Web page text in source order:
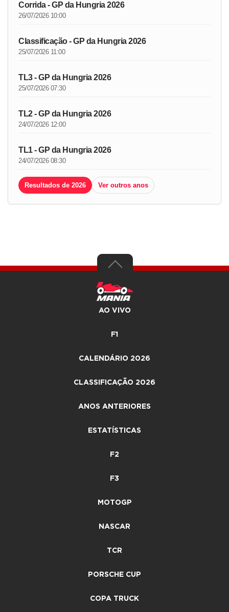
Corrida - GP da Hungria 2026
26/07/2026 10:00
Classificação - GP da Hungria 2026
25/07/2026 11:00
TL3 - GP da Hungria 2026
25/07/2026 07:30
TL2 - GP da Hungria 2026
24/07/2026 12:00
TL1 - GP da Hungria 2026
24/07/2026 08:30
Resultados de 2026 Ver outros anos
AO VIVO
F1
CALENDÁRIO 2026
CLASSIFICAÇÃO 2026
ANOS ANTERIORES
ESTATÍSTICAS
F2
F3
MOTOGP
NASCAR
TCR
PORSCHE CUP
COPA TRUCK